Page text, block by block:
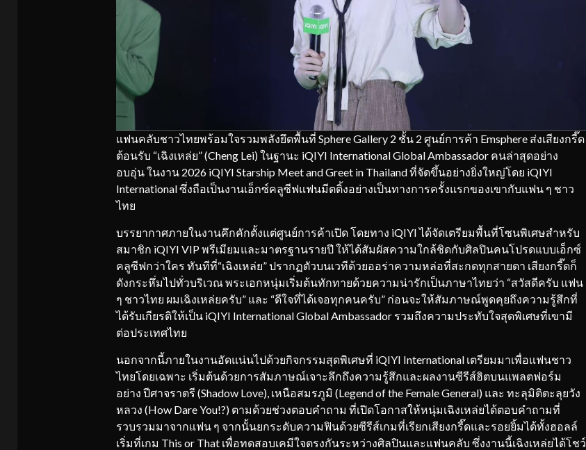
แฟนคลับชาวไทยพร้อมใจรวมพลังยึดพื้นที่ Sphere Gallery 2 ชั้น 2 ศูนย์การค้า Emsphere ส่งเสียงกรี๊ด
ต้อนรับ “เฉิงเหล่ย” (Cheng Lei) ในฐานะ iQIYI International Global Ambassador คนล่าสุดอย่าง
อบอุ่น ในงาน 2026 iQIYI Starship Meet and Greet in Thailand ที่จัดขึ้นอย่างยิ่งใหญ่โดย iQIYI
International ซึ่งถือเป็นงานเอ็กซ์คลูซีฟแฟนมีตติ้งอย่างเป็นทางการครั้งแรกของเขากับแฟน ๆ ชาว
ไทย
บรรยากาศภายในงานคึกคักตั้งแต่ศูนย์การค้าเปิด โดยทาง iQIYI ได้จัดเตรียมพื้นที่โซนพิเศษสำหรับ
สมาชิก iQIYI VIP พรีเมียมและมาตรฐานรายปี ให้ได้สัมผัสความใกล้ชิดกับศิลปินคนโปรดแบบเอ็กซ์
คลูซีฟกว่าใคร ทันทีที่“เฉิงเหล่ย” ปรากฏตัวบนเวทีด้วยออร่าความหล่อที่สะกดทุกสายตา เสียงกรี๊ดก็
ดังกระหึ่มไปทั่วบริเวณ พระเอกหนุ่มเริ่มต้นทักทายด้วยความน่ารักเป็นภาษาไทยว่า “สวัสดีครับ แฟน
ๆ ชาวไทย ผมเฉิงเหล่ยครับ” และ “ดีใจที่ได้เจอทุกคนครับ” ก่อนจะให้สัมภาษณ์พูดคุยถึงความรู้สึกที่
ได้รับเกียรติให้เป็น iQIYI International Global Ambassador รวมถึงความประทับใจสุดพิเศษที่เขามี
ต่อประเทศไทย
นอกจากนี้ภายในงานอัดแน่นไปด้วยกิจกรรมสุดพิเศษที่ iQIYI International เตรียมมาเพื่อแฟนชาว
ไทยโดยเฉพาะ เริ่มต้นด้วยการสัมภาษณ์เจาะลึกถึงความรู้สึกและผลงานซีรีส์ฮิตบนแพลตฟอร์ม
อย่าง ปีศาจราตรี (Shadow Love), เหนือสมรภูมิ (Legend of the Female General) และ ทะลุมิติตะลุยวัง
หลวง (How Dare You!?) ตามด้วยช่วงตอบคำถาม ที่เปิดโอกาสให้หนุ่มเฉิงเหล่ยได้ตอบคำถามที่
รวบรวมมาจากแฟน ๆ จากนั้นยกระดับความฟินด้วยซีรีส์เกมที่เรียกเสียงกรี๊ดและรอยยิ้มได้ทั้งฮอลล์
เริ่มที่เกม This or That เพื่อทดสอบเคมีใจตรงกันระหว่างศิลปินและแฟนคลับ ซึ่งงานนี้เฉิงเหล่ยได้โชว์